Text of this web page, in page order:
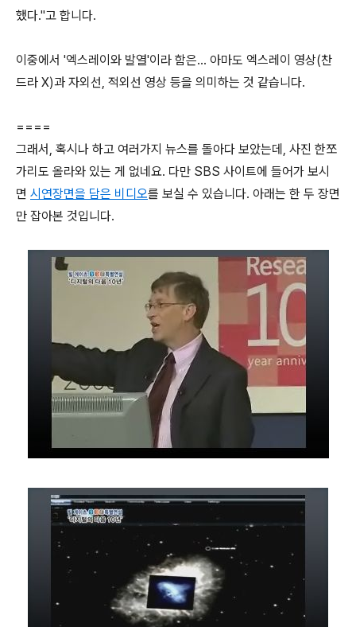
했다."고 합니다.
이중에서 '엑스레이와 발열'이라 함은... 아마도 엑스레이 영상(찬
드라 X)과 자외선, 적외선 영상 등을 의미하는 것 같습니다.
====
그래서, 혹시나 하고 여러가지 뉴스를 돌아다 보았는데, 사진 한쪼
가리도 올라와 있는 게 없네요. 다만 SBS 사이트에 들어가 보시
면 시연장면을 담은 비디오를 보실 수 있습니다. 아래는 한 두 장면
만 잡아본 것입니다.